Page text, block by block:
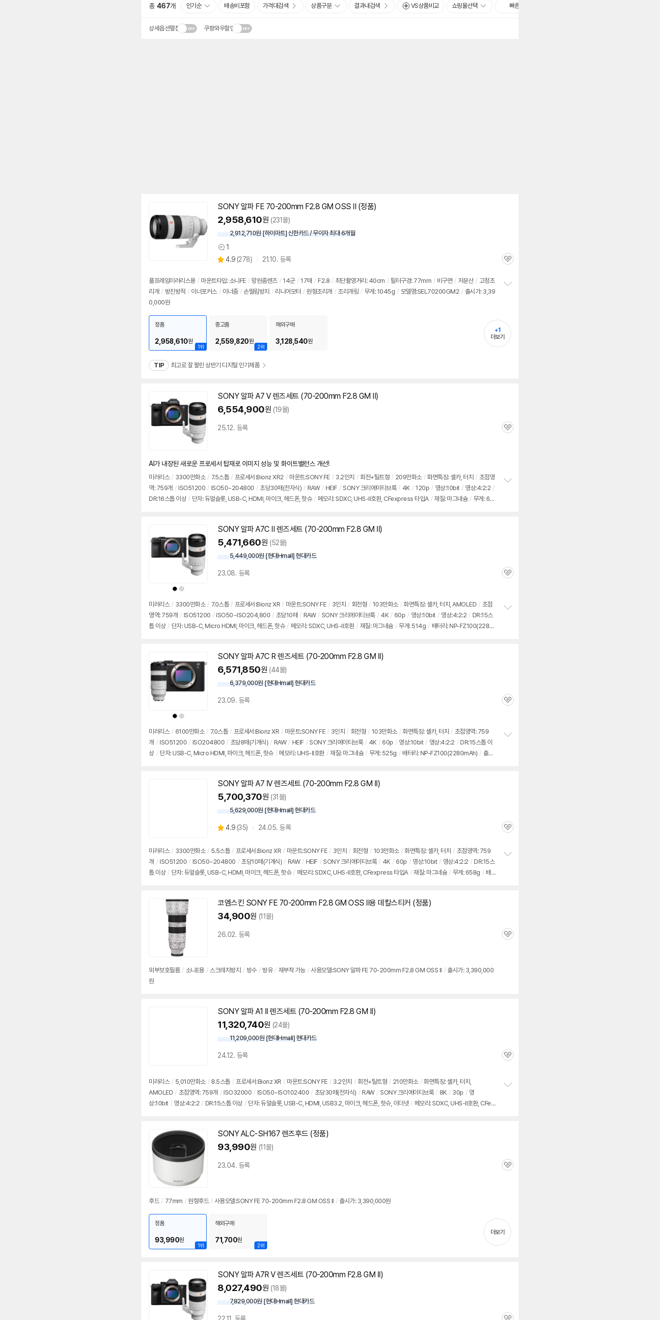
총 467개 인기순 배송비포함 가격대검색 상품구분 결과내검색 VS상품비교 쇼핑몰선택 빠른배송
상세옵션펼침 쿠팡와우할인
SONY 알파 FE 70-200mm F2.8 GM OSS II (정품)
2,958,610원 (231몰)
2,912,710원 [하이마트] 신한카드 / 무이자 최대 6개월
상
품
견
1
별
4.9 (상
리
뷰
278) 21.10. 등록
관
영
상
풀프레임미러리스용 / 마운트타입: 소니FE / 망원줌렌즈 / 14군 / 17매 / F2.8 / 최단촬영거리: 40cm / 필터구경: 77mm / 비구면 / 저분산 / 고정조
리개 / 방진방적 / 이너포커스 / 이너줌 / 손떨림방지 / 리니어모터 / 원형조리개 / 조리개링 / 무게: 1045g / 모델명:SEL70200GM2 / 출시가: 3,39
0,000원
기
1위
정품
2,958,610원
2위
중고품
2,559,820원
해외구매
3,128,540원
+1
더보기
TIP 최고로 잘 팔린 상반기 디지털 인기제품
SONY 알파 A7 V 렌즈세트 (70-200mm F2.8 GM II)
6,554,900원 (19몰)
25.12. 등록
관
AI가 내장된 새로운 프로세서 탑재로 이미지 성능 및 화이트밸런스 개선!
미러리스 / 3300만화소 / 7.5스톱 / 프로세서:Bionz XR2 / 마운트:SONY FE / 3.2인치 / 회전+틸트형 / 209만화소 / 화면특징: 셀카, 터치 / 초점영
역: 759개 / ISO51200 / ISO50~204800 / 초당30매(전자식) / RAW / HEIF / SONY 크리에이티브룩 / 4K / 120p / 영상:10bit / 영상:4:2:2 /
DR:16스톱 이상 / 단자: 듀얼슬롯, USB-C, HDMI, 마이크, 헤드폰, 핫슈 / 메모리: SDXC, UHS-II호환, CFexpress 타입A / 재질: 마그네슘 / 무게: 69
상
품
상
상
품
상
SONY 알파 A7C II 렌즈세트 (70-200mm F2.8 GM II)
5,471,660원 (52몰)
5,449,000원 [현대Hmall] 현대카드
23.08. 등록
관
미러리스 / 3300만화소 / 7.0스톱 / 프로세서:Bionz XR / 마운트:SONY FE / 3인치 / 회전형 / 103만화소 / 화면특징: 셀카, 터치, AMOLED / 초점
영역: 759개 / ISO51200 / ISO50~ISO204,800 / 초당10매 / RAW / SONY 크리에이티브룩 / 4K / 60p / 영상:10bit / 영상:4:2:2 / DR:15스
톱 이상 / 단자: USB-C, Micro HDMI, 마이크, 헤드폰, 핫슈 / 메모리: SDXC, UHS-II호환 / 재질: 마그네슘 / 무게: 514g / 배터리: NP-FZ100(2280
상
품
상
상
품
상
SONY 알파 A7C R 렌즈세트 (70-200mm F2.8 GM II)
6,571,850원 (44몰)
6,379,000원 [현대Hmall] 현대카드
23.09. 등록
관
미러리스 / 6100만화소 / 7.0스톱 / 프로세서:Bionz XR / 마운트:SONY FE / 3인치 / 회전형 / 103만화소 / 화면특징: 셀카, 터치 / 초점영역: 759
개 / ISO51200 / ISO204800 / 초당8매(기계식) / RAW / HEIF / SONY 크리에이티브룩 / 4K / 60p / 영상:10bit / 영상:4:2:2 / DR:15스톱 이
상 / 단자: USB-C, Micro HDMI, 마이크, 헤드폰, 핫슈 / 메모리: UHS-II호환 / 재질: 마그네슘 / 무게: 525g / 배터리: NP-FZ100(2280mAh) / 출시
SONY 알파 A7 IV 렌즈세트 (70-200mm F2.8 GM II)
5,700,370원 (31몰)
5,629,000원 [현대Hmall] 현대카드
별
4.9 (상
리
뷰
35) 24.05. 등록
관
미러리스 / 3300만화소 / 5.5스톱 / 프로세서:Bionz XR / 마운트:SONY FE / 3인치 / 회전형 / 103만화소 / 화면특징: 셀카, 터치 / 초점영역: 759
개 / ISO51200 / ISO50~204800 / 초당10매(기계식) / RAW / HEIF / SONY 크리에이티브룩 / 4K / 60p / 영상:10bit / 영상:4:2:2 / DR:15스
톱 이상 / 단자: 듀얼슬롯, USB-C, HDMI, 마이크, 헤드폰, 핫슈 / 메모리: SDXC, UHS-II호환, CFexpress 타입A / 재질: 마그네슘 / 무게: 658g / 배터
코엠스킨 SONY FE 70-200mm F2.8 GM OSS II용 데칼스티커 (정품)
34,900원 (11몰)
26.02. 등록
관
외부보호필름 / 소니E용 / 스크래치방지 / 방수 / 방유 / 재부착 가능 / 사용모델:SONY 알파 FE 70-200mm F2.8 GM OSS II / 출시가: 3,390,000
원
SONY 알파 A1 II 렌즈세트 (70-200mm F2.8 GM II)
11,320,740원 (24몰)
11,209,000원 [현대Hmall] 현대카드
24.12. 등록
관
미러리스 / 5,010만화소 / 8.5스톱 / 프로세서:Bionz XR / 마운트:SONY FE / 3.2인치 / 회전+틸트형 / 210만화소 / 화면특징: 셀카, 터치,
AMOLED / 초점영역: 759개 / ISO32000 / ISO50~ISO102400 / 초당30매(전자식) / RAW / SONY 크리에이티브룩 / 8K / 30p / 영
상:10bit / 영상:4:2:2 / DR:15스톱 이상 / 단자: 듀얼슬롯, USB-C, HDMI, USB3.2, 마이크, 헤드폰, 핫슈, 이더넷 / 메모리: SDXC, UHS-II호환, CFex
SONY ALC-SH167 렌즈후드 (정품)
93,990원 (11몰)
23.04. 등록
관
후드 / 77mm / 원형후드 / 사용모델:SONY FE 70-200mm F2.8 GM OSS II / 출시가: 3,390,000원
1위
정품
93,990원
2위
해외구매
71,700원
더보기
SONY 알파 A7R V 렌즈세트 (70-200mm F2.8 GM II)
8,027,490원 (18몰)
7,829,000원 [현대Hmall] 현대카드
세부정보 열기/접기